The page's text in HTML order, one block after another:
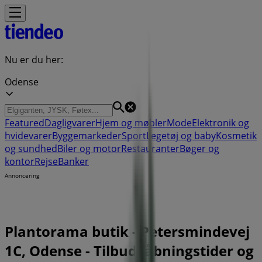
Nu er du her:
Odense
FeaturedDagligvarerHjem og møblerModeElektronik og
hvidevarerByggemarkederSportLegetøj og babyKosmetik
og sundhedBiler og motorRestauranterBøger og
kontorRejseBanker
Annoncering
Plantorama butik - Petersmindevej
1C, Odense - Tilbud, åbningstider og